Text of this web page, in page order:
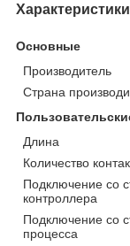
Характеристики
Основные
Производитель
Страна
Длина
Количество
Подключение со
контроллера
Подключение со
процесса